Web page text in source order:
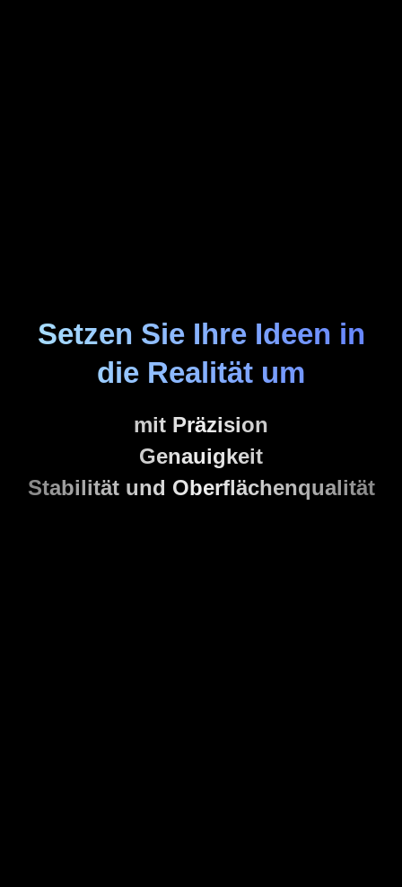
Setzen Sie Ihre Ideen in
die Realität um
mit Präzision
Genauigkeit
Stabilität und Oberflächenqualität